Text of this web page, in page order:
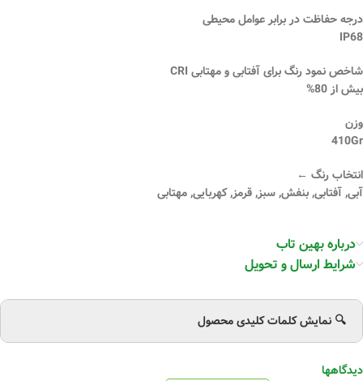
درجه حفاظت در برابر عوامل محیطی
IP68
شاخص نمود رنگ برای آفتابی و مهتابی CRI
بیش از 80%
وزن
410Gr
انتخاب رنگ ←
آبی, آفتابی, بنفش, سبز, قرمز, کهربایی, مهتابی
درباره بهین تاب
شرایط ارسال و تحویل
🔍 نمایش کلمات کلیدی محصول
دیدگاهها